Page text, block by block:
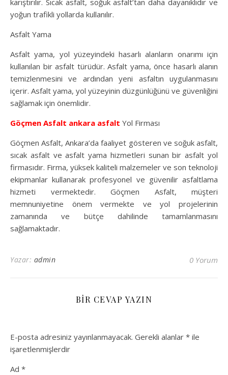
karıştırılır. Sıcak asfalt, soğuk asfalt’tan daha dayanıklıdır ve
yoğun trafikli yollarda kullanılır.
Asfalt Yama
Asfalt yama, yol yüzeyindeki hasarlı alanların onarımı için
kullanılan bir asfalt türüdür. Asfalt yama, önce hasarlı alanın
temizlenmesini ve ardından yeni asfaltın uygulanmasını
içerir. Asfalt yama, yol yüzeyinin düzgünlüğünü ve güvenliğini
sağlamak için önemlidir.
Göçmen Asfalt ankara asfalt Yol Firması
Göçmen Asfalt, Ankara’da faaliyet gösteren ve soğuk asfalt,
sıcak asfalt ve asfalt yama hizmetleri sunan bir asfalt yol
firmasıdır. Firma, yüksek kaliteli malzemeler ve son teknoloji
ekipmanlar kullanarak profesyonel ve güvenilir asfaltlama
hizmeti vermektedir. Göçmen Asfalt, müşteri
memnuniyetine önem vermekte ve yol projelerinin
zamanında ve bütçe dahilinde tamamlanmasını
sağlamaktadır.
Yazar: admin 0 Yorum
BIR CEVAP YAZIN
E-posta adresiniz yayınlanmayacak. Gerekli alanlar * ile
işaretlenmişlerdir
Ad *